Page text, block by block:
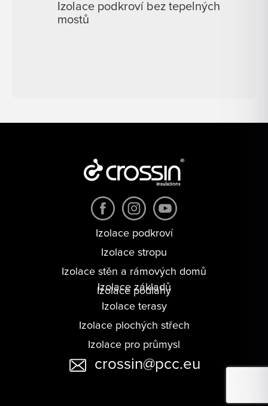
Izolace podkroví bez tepelných
mostů
Izolace podkroví
Izolace stropu
Izolace stěn a rámových domů
Izolace podlahy
Izolace základů
Izolace terasy
Izolace plochých střech
Izolace pro průmysl
crossin@pcc.eu